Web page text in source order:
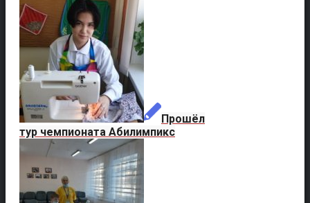
Прошёл
тур чемпионата Абилимпикс